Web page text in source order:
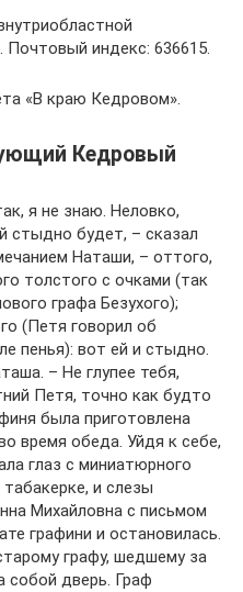
индекс: 636615.
«В краю Кедровом».
Кедровый
я не знаю. Неловко,
стыдно будет, – сказал
Наташи, – оттого,
толстого с очками (так
графа Безухого);
(Петя говорил об
пенья): вот ей и стыдно.
– Не глупее тебя,
Петя, точно как будто
была приготовлена
время обеда. Уйдя к себе,
глаз с миниатюрного
и слезы
Михайловна с письмом
графини и остановилась.
графу, шедшему за
собой дверь. Граф